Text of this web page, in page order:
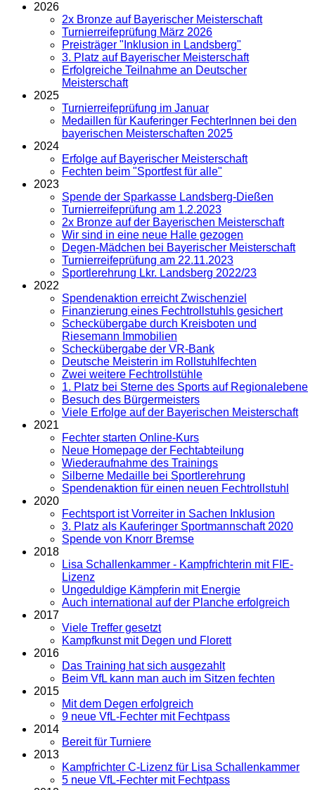
2026
2x Bronze auf Bayerischer Meisterschaft
Turnierreifeprüfung März 2026
Preisträger "Inklusion in Landsberg"
3. Platz auf Bayerischer Meisterschaft
Erfolgreiche Teilnahme an Deutscher
Meisterschaft
2025
Turnierreifeprüfung im Januar
Medaillen für Kauferinger FechterInnen bei den
bayerischen Meisterschaften 2025
2024
Erfolge auf Bayerischer Meisterschaft
Fechten beim "Sportfest für alle"
2023
Spende der Sparkasse Landsberg-Dießen
Turnierreifeprüfung am 1.2.2023
2x Bronze auf der Bayerischen Meisterschaft
Wir sind in eine neue Halle gezogen
Degen-Mädchen bei Bayerischer Meisterschaft
Turnierreifeprüfung am 22.11.2023
Sportlerehrung Lkr. Landsberg 2022/23
2022
Spendenaktion erreicht Zwischenziel
Finanzierung eines Fechtrollstuhls gesichert
Scheckübergabe durch Kreisboten und
Riesemann Immobilien
Scheckübergabe der VR-Bank
Deutsche Meisterin im Rollstuhlfechten
Zwei weitere Fechtrollstühle
1. Platz bei Sterne des Sports auf Regionalebene
Besuch des Bürgermeisters
Viele Erfolge auf der Bayerischen Meisterschaft
2021
Fechter starten Online-Kurs
Neue Homepage der Fechtabteilung
Wiederaufnahme des Trainings
Silberne Medaille bei Sportlerehrung
Spendenaktion für einen neuen Fechtrollstuhl
2020
Fechtsport ist Vorreiter in Sachen Inklusion
3. Platz als Kauferinger Sportmannschaft 2020
Spende von Knorr Bremse
2018
Lisa Schallenkammer - Kampfrichterin mit FIE-
Lizenz
Ungeduldige Kämpferin mit Energie
Auch international auf der Planche erfolgreich
2017
Viele Treffer gesetzt
Kampfkunst mit Degen und Florett
2016
Das Training hat sich ausgezahlt
Beim VfL kann man auch im Sitzen fechten
2015
Mit dem Degen erfolgreich
9 neue VfL-Fechter mit Fechtpass
2014
Bereit für Turniere
2013
Kampfrichter C-Lizenz für Lisa Schallenkammer
5 neue VfL-Fechter mit Fechtpass